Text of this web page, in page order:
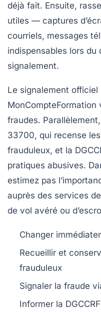
déjà fait. Ensuite,
utiles — captures
courriels, messages
indispensables lors du
signalement.
Le signalement
fraudes.
33700, qui recense
frauduleux, et la
pratiques abusives.
estimez pas
auprès des services
de vol avéré ou
Changer
Recueillir et
frauduleux
Signaler la fraude
Informer la